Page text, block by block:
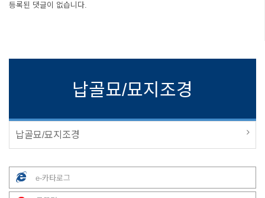
등록된 댓글이 없습니다.
납골묘/묘지조경
납골묘/묘지조경
e-카타로그